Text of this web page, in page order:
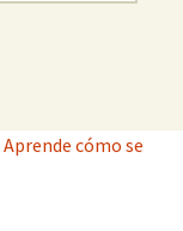
Aprende cómo se